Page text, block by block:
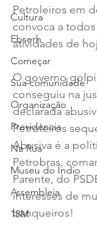
Cultura
Ebserh
Começar
Sua comunidade
Organização
Previdencia
Na Rua
Museu do Índio
Assembleia
18M
Petroleiros em
convoca a
atividades de
O governo
conseguiu na
declarada
Petroleiros
Abusiva é a
Petrobras,
Parente, do
interesses de
banqueiros!